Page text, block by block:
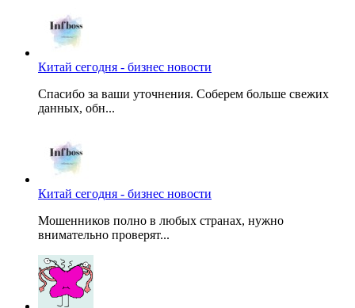
Китай сегодня - бизнес новости
Спасибо за ваши уточнения. Соберем больше свежих
данных, обн...
Китай сегодня - бизнес новости
Мошенников полно в любых странах, нужно
внимательно проверят...